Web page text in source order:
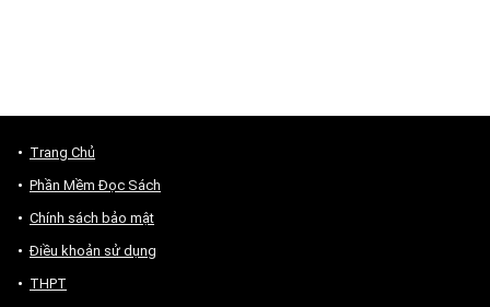
Trang Chủ
Phần Mềm Đọc Sách
Chính sách bảo mật
Điều khoản sử dụng
THPT